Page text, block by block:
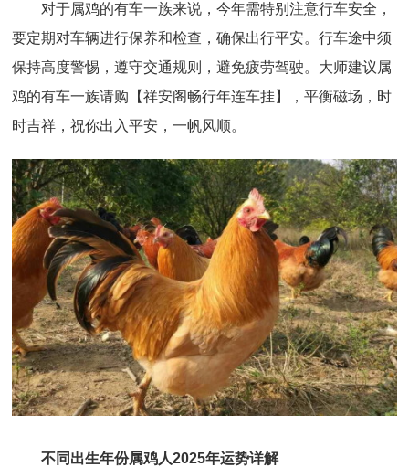
对于属鸡的有车一族来说，今年需特别注意行车安全，
要定期对车辆进行保养和检查，确保出行平安。行车途中须
保持高度警惕，遵守交通规则，避免疲劳驾驶。大师建议属
鸡的有车一族请购【祥安阁畅行年连车挂】，平衡磁场，时
时吉祥，祝你出入平安，一帆风顺。
不同出生年份属鸡人2025年运势详解